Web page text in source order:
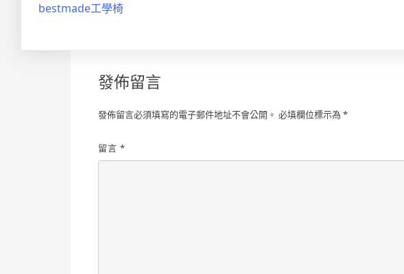
bestmade工學椅
發佈留言
發佈留言必須填寫的電子郵件地址不會公開。 必填欄位標示為*
留言*